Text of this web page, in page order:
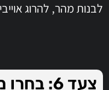
לבנות מהר, להרוג
צעד 6: בחרו מוד והתחילו לשחק